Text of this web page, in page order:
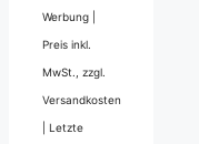
Werbung |
Preis inkl.
MwSt., zzgl.
Versandkosten
Letzte